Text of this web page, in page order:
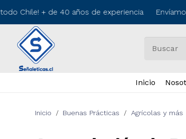
Chile! + de 40 años de experiencia
Inicio
Inicio / Buenas Prácticas / Agrícolas y más